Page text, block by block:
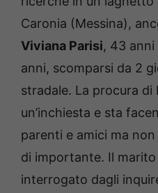
Caronia (Messina),
Viviana Parisi, 43
anni, scomparsi da 2
stradale. La procura
un’inchiesta e sta
parenti e amici ma
di importante. Il marito
interrogato dagli